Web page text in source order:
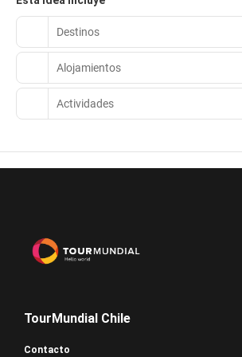
Destinos
Alojamientos
Actividades
TourMundial Chile
Contacto